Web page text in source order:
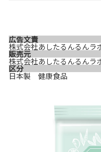
広告文責
株式会社あしたるんるんラ
販売元
株式会社あしたるんるんラ
区分
日本製 健康食品